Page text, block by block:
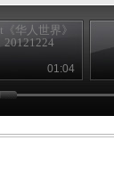
《华人世界》
20121224
01:04